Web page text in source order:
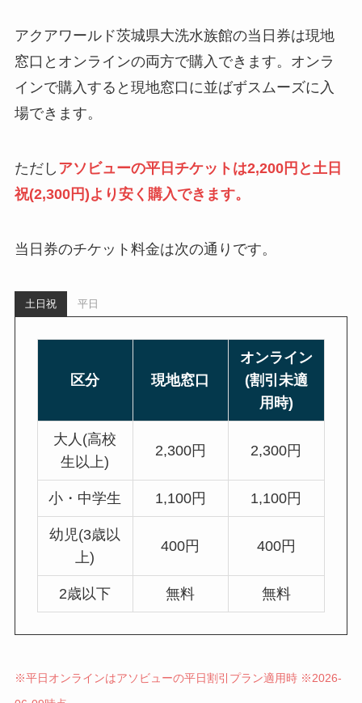
アクアワールド茨城県大洗水族館の当日券は現地
窓口とオンラインの両方で購入できます。オンラ
インで購入すると現地窓口に並ばずスムーズに入
場できます。
ただし アソビューの平日チケットは2,200円と土日
祝(2,300円)より安く購入できます。
当日券のチケット料金は次の通りです。
土日祝 平日
区分 現地窓口
オンライン
(割引未適
用時)
大人(高校
生以上)
2,300円 2,300円
小・中学生 1,100円 1,100円
幼児(3歳以
上)
400円 400円
2歳以下 無料 無料
※平日オンラインはアソビューの平日割引プラン適用時 ※2026-